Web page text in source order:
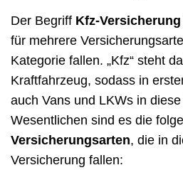
Der Begriff Kfz-Versicherung
für mehrere
Kategorie fallen. „Kfz“ steht
Kraftfahrzeug, sodass in
auch Vans und LKWs in
Wesentlichen sind es die
Versicherungsarten, die in
Versicherung fallen: